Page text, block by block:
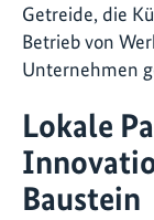
Getreide, die
Betrieb von
Unternehmen
Lokale
Baustein